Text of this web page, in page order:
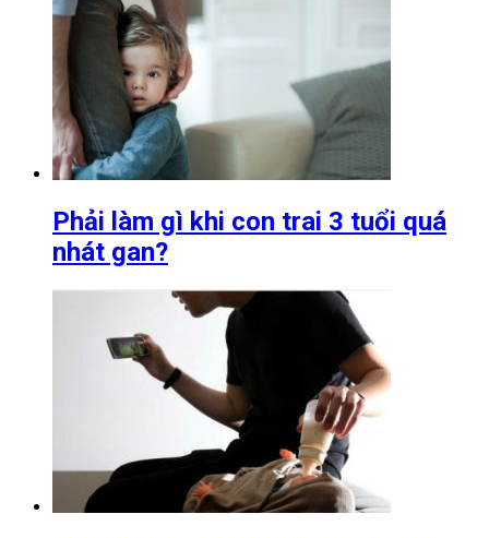
Phải làm gì khi con trai 3 tuổi quá
nhát gan?